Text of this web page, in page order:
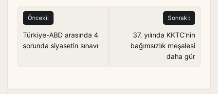
Yazı
gezinmesi
Önceki:
Türkiye-ABD arasında 4
sorunda siyasetin sınavı
Sonraki:
37. yılında KKTC’nin
bağımsızlık meşalesi
daha gür